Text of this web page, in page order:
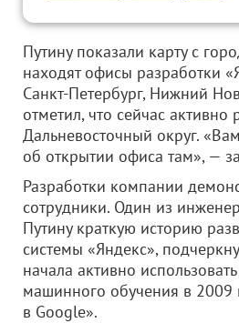
Путину показали карту с
находят офисы разработки
Санкт-Петербург, Нижний
отметил, что сейчас активно
Дальневосточный округ.
об открытии офиса там», —
Разработки компании
сотрудники. Один из
Путину краткую историю
системы «Яндекс»,
начала активно
машинного обучения в 2009
в Google».